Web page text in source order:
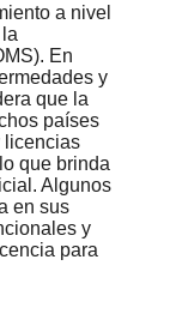
a nivel
En
y
que la
países
licencias
que brinda
Algunos
en sus
y
para